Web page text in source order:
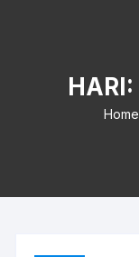
HARI:
Home